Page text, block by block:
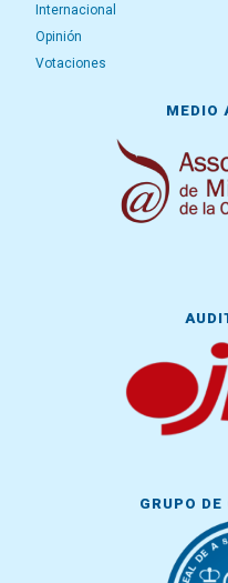
Internacional
Opinión
Votaciones
MEDIO
GRUPO